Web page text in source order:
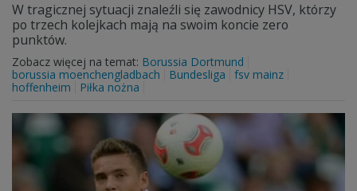
W tragicznej sytuacji znaleźli się zawodnicy HSV, którzy
po trzech kolejkach mają na swoim koncie zero
punktów.
Zobacz więcej na temat: Borussia Dortmund
borussia moenchengladbach
Bundesliga
fsv mainz
hoffenheim
Piłka nożna